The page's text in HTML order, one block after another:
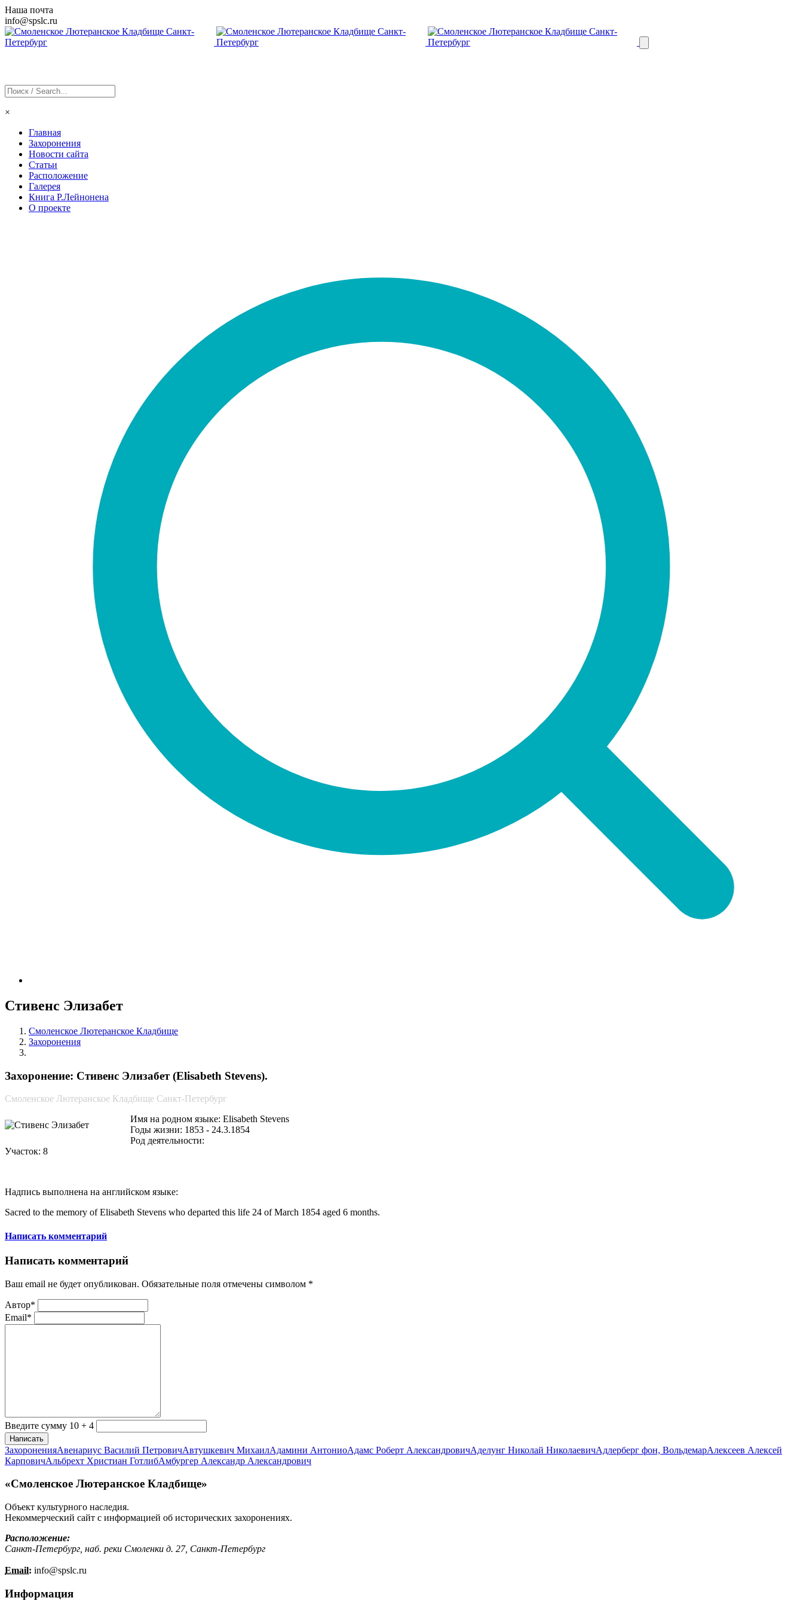
Наша почта
info@spslc.ru
×
Главная
Захоронения
Новости сайта
Статьи
Расположение
Галерея
Книга Р.Лейнонена
О проекте
Стивенс Элизабет
Смоленское Лютеранское Кладбище
Захоронения
Захоронение: Стивенс Элизабет (Elisabeth Stevens).
Смоленское Лютеранское Кладбище Санкт-Петербург
Имя на родном языке: Elisabeth Stevens
Годы жизни: 1853 - 24.3.1854
Род деятельности:
Участок: 8
Надпись выполнена на английском языке:
Sacred to the memory of Elisabeth Stevens who departed this life 24 of March 1854 aged 6 months.
Написать комментарий
Написать комментарий
Ваш email не будет опубликован. Обязательные поля отмечены символом *
Автор*
Email*
Введите сумму 10 + 4
Написать
ЗахороненияАвенариус Василий ПетровичАвтушкевич МихаилАдамини АнтониоАдамс Роберт АлександровичАделунг Николай НиколаевичАдлерберг фон, ВольдемарАлексеев Алексей
КарповичАльбрехт Христиан ГотлибАмбургер Александр Александрович
«Смоленское Лютеранское Кладбище»
Объект культурного наследия.
Некоммерческий сайт с информацией об исторических захоронениях.
Расположение:
Санкт-Петербург, наб. реки Смоленки д. 27, Санкт-Петербург
Email: info@spslc.ru
Информация